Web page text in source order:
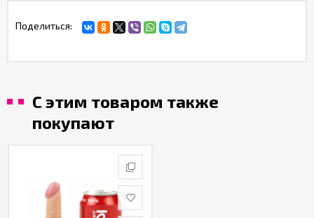
Поделиться:
С этим товаром также
покупают